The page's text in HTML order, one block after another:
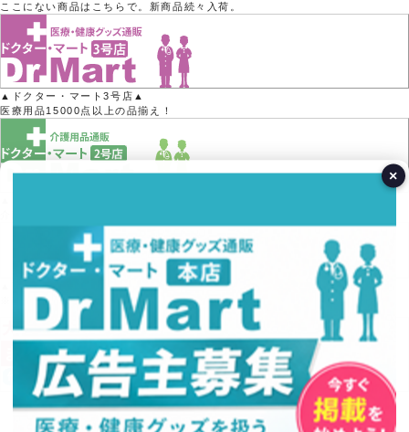
ここにない商品はこちらで。新商品続々入荷。
▲ドクター・マート3号店▲
医療用品15000点以上の品揃え！
▲Yahoo!ポイントがたまる！▲
※Yahoo!店では医療機器の取り扱いはありません。
×